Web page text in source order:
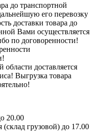
до транспортной
его перевозку
доставки товара до
Вами осуществляется
по договоренности!
доставляется
Выгрузка товара
20.00
(склад грузовой) до 17.00